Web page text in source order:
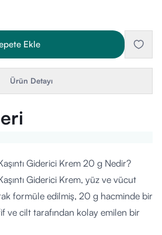
Ekle
Ürün Detayı
Giderici Krem 20 g Nedir?
Giderici Krem, yüz ve vücut
formüle edilmiş, 20 g hacminde bir
ve cilt tarafından kolay emilen bir